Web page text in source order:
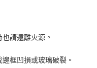
請遠離火源。
框凹損或玻璃破裂。